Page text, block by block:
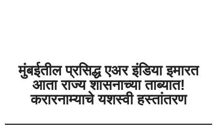
मुंबईतील प्रसिद्ध एअर इंडिया इमारत
आता राज्य शासनाच्या ताब्यात!
करारनाम्याचे यशस्वी हस्तांतरण